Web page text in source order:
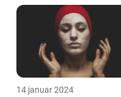
oplever på et ...
14 januar 2024